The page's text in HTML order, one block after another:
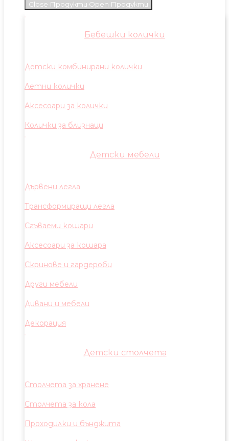
Close Продукти Open Продукти
Бебешки колички
Детски комбинирани колички
Летни колички
Аксесоари за колички
Колички за близнаци
Детски мебели
Дървени легла
Трансформиращи легла
Сгъваеми кошари
Аксесоари за кошара
Скринове и гардероби
Други мебели
Дивани и мебели
Декорация
Детски столчета
Столчета за хранене
Столчета за кола
Проходилки и бънджита